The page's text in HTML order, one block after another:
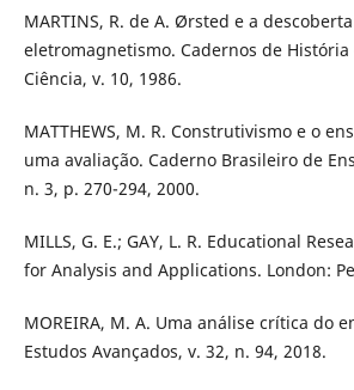
MARTINS, R. de A. Ørsted e a
eletromagnetismo. Cadernos de História
Ciência, v. 10, 1986.
MATTHEWS, M. R. Construtivismo e o
uma avaliação. Caderno Brasileiro de
n. 3, p. 270-294, 2000.
MILLS, G. E.; GAY, L. R. Educational
for Analysis and Applications. London:
MOREIRA, M. A. Uma análise crítica do
Estudos Avançados, v. 32, n. 94, 2018.